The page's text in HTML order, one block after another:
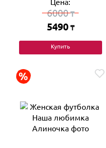
Цена:
6000₸
5490 ₸
Купить